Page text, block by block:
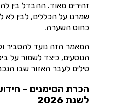
זהירים מאוד. ההבדל בין
שמרנו על הכללים, לבין לא
כחוט השערה.
המאמר הזה נועד להסביר
הנוסעים, כיצד לשמור על
טילים לעבר האזור שבו
הכרת הסימנים –
לשנת 2026